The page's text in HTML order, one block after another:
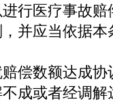
行医疗事故
并应当依据
数额达成协
成或者经调